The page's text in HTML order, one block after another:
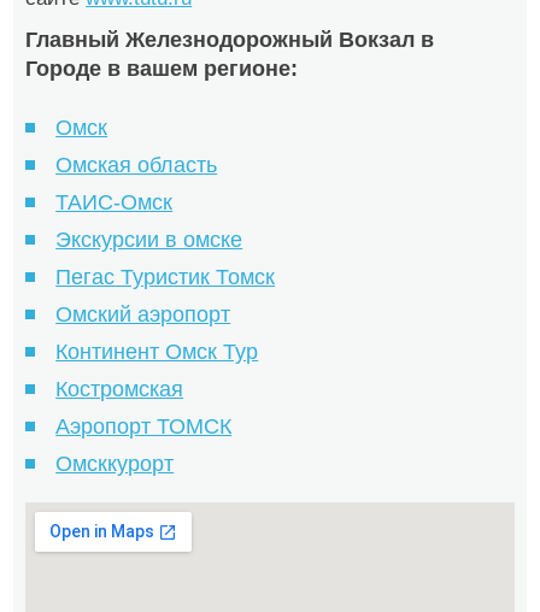
Главный Железнодорожный Вокзал в
Городе в вашем регионе:
Омск
Омская область
ТАИС-Омск
Экскурсии в омске
Пегас Туристик Томск
Омский аэропорт
Континент Омск Тур
Костромская
Аэропорт ТОМСК
Омсккурорт